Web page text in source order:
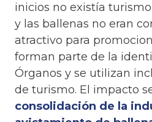
inicios no existía
y las ballenas no eran
atractivo para
forman parte de la
Órganos y se utilizan
de turismo. El impacto
consolidación de la